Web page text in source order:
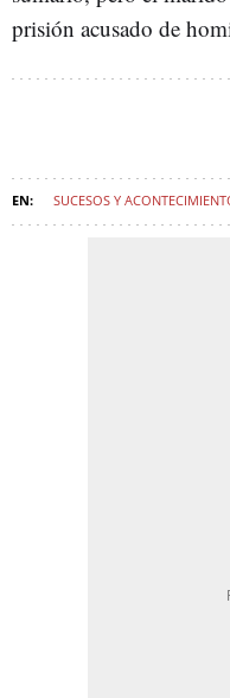
prisión acusado de
SUCESOS Y